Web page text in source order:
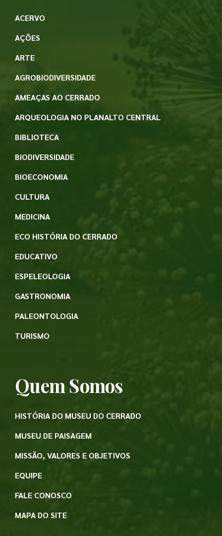
ACERVO
AÇÕES
ARTE
AGROBIODIVERSIDADE
AMEAÇAS AO CERRADO
ARQUEOLOGIA NO PLANALTO CENTRAL
BIBLIOTECA
BIODIVERSIDADE
BIOECONOMIA
CULTURA
MEDICINA
ECO HISTÓRIA DO CERRADO
EDUCATIVO
ESPELEOLOGIA
GASTRONOMIA
PALEONTOLOGIA
TURISMO
Quem Somos
HISTÓRIA DO MUSEU DO CERRADO
MUSEU DE PAISAGEM
MISSÃO, VALORES E OBJETIVOS
EQUIPE
FALE CONOSCO
MAPA DO SITE